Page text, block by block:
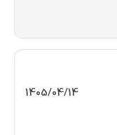
1405/04/14